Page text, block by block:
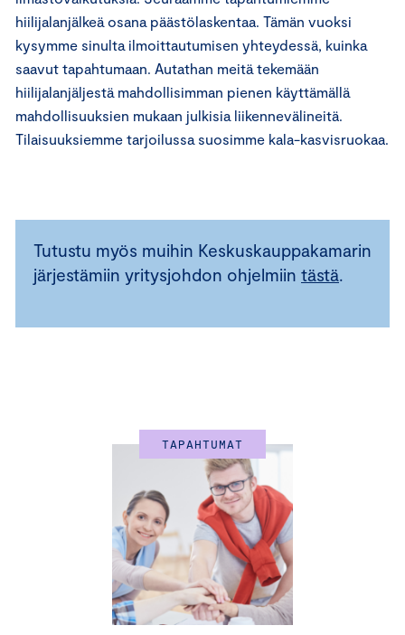
hiilijalanjälkeä osana päästölaskentaa. Tämän vuoksi
kysymme sinulta ilmoittautumisen yhteydessä, kuinka
saavut tapahtumaan. Autathan meitä tekemään
hiilijalanjäljestä mahdollisimman pienen käyttämällä
mahdollisuuksien mukaan julkisia liikennevälineitä.
Tilaisuuksiemme tarjoilussa suosimme kala-kasvisruokaa.
Tutustu myös muihin Keskuskauppakamarin
järjestämiin yritysjohdon ohjelmiin tästä.
TAPAHTUMAT